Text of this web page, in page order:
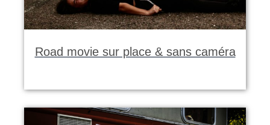
Road movie sur place & sans caméra